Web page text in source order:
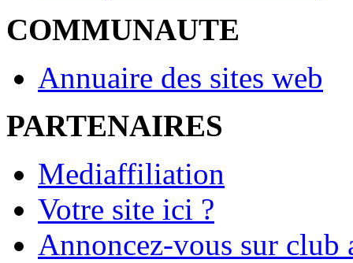
COMMUNAUTE
Annuaire des sites web
PARTENAIRES
Mediaffiliation
Votre site ici ?
Annoncez-vous sur